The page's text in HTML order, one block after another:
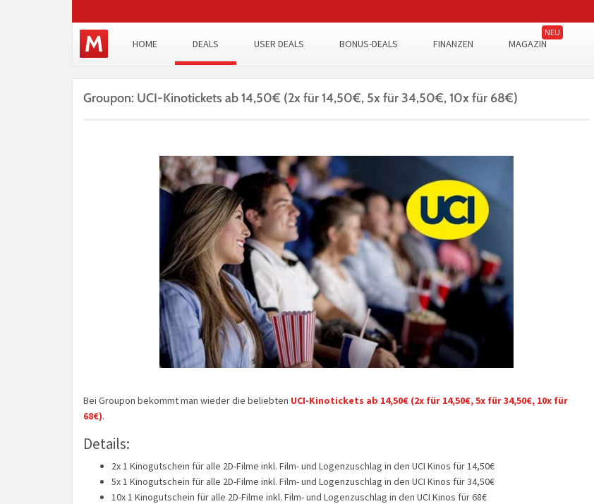
HOME DEALS USER DEALS BONUS-DEALS FINANZEN MAGAZIN
Groupon: UCI-Kinotickets ab 14,50€ (2x für 14,50€, 5x für 34,50€, 10x für 68€)
Bei Groupon bekommt man wieder die beliebten UCI-Kinotickets ab 14,50€ (2x für 14,50€, 5x für 34,50€, 10x für
68€).
Details:
2x 1 Kinogutschein für alle 2D-Filme inkl. Film- und Logenzuschlag in den UCI Kinos für 14,50€
5x 1 Kinogutschein für alle 2D-Filme inkl. Film- und Logenzuschlag in den UCI Kinos für 34,50€
10x 1 Kinogutschein für alle 2D-Filme inkl. Film- und Logenzuschlag in den UCI Kinos für 68€